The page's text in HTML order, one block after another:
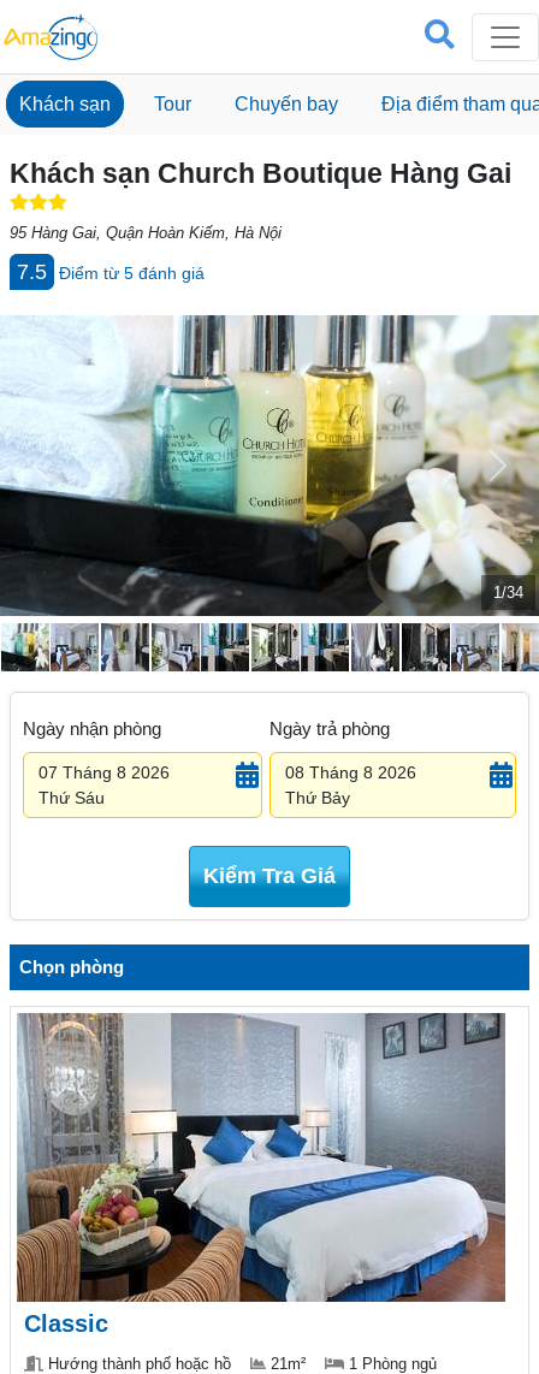
Khách sạn Tour Chuyến bay Địa điểm tham
Khách sạn Church Boutique Hàng Gai
95 Hàng Gai, Quận Hoàn Kiếm, Hà Nội
7.5 Điểm từ 5 đánh giá
1/34
Previous Next
Ngày nhận phòng
07 Tháng 8 2026
Thứ Sáu
Ngày trả phòng
08 Tháng 8 2026
Thứ Bảy
Kiểm Tra Giá
Chọn phòng
Classic
Hướng thành phố hoặc hồ 21m² 1 Phòng ngủ